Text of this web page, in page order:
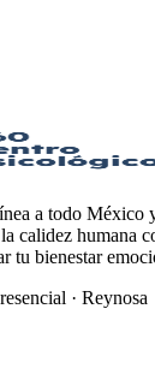
a todo México
calidez humana
tu bienestar
· Reynosa